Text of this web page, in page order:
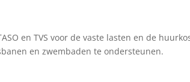
en TVS voor de vaste lasten en de
en zwembaden te ondersteunen.